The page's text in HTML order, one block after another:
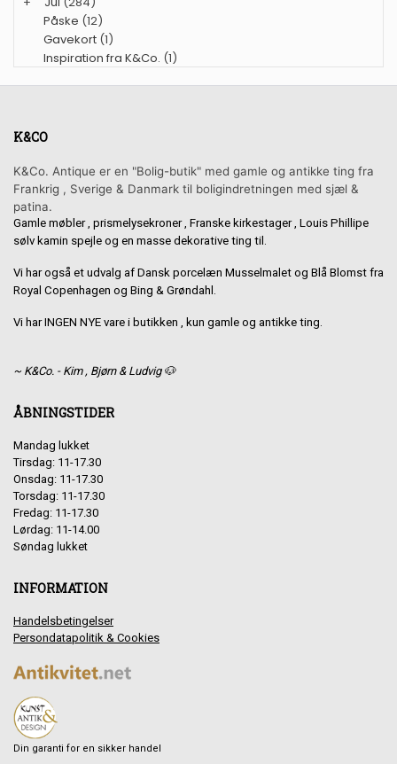
Påske (12)
Gavekort (1)
Inspiration fra K&Co. (1)
K&CO
K&Co. Antique er en "Bolig-butik" med gamle og antikke ting fra
Frankrig , Sverige & Danmark til boligindretningen med sjæl &
patina.
Gamle møbler , prismelysekroner , Franske kirkestager , Louis Phillipe
sølv kamin spejle og en masse dekorative ting til.
Vi har også et udvalg af Dansk porcelæn Musselmalet og Blå Blomst fra
Royal Copenhagen og Bing & Grøndahl.
Vi har INGEN NYE vare i butikken , kun gamle og antikke ting.
~ K&Co. - Kim , Bjørn & Ludvig 🐶
ÅBNINGSTIDER
Mandag lukket
Tirsdag: 11-17.30
Onsdag: 11-17.30
Torsdag: 11-17.30
Fredag: 11-17.30
Lørdag: 11-14.00
Søndag lukket
INFORMATION
Handelsbetingelser
Persondatapolitik & Cookies
Din garanti for en sikker handel